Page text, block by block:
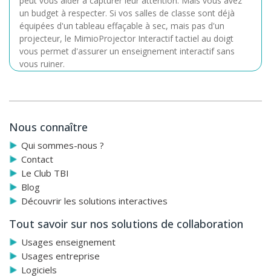
un budget à respecter. Si vos salles de classe sont déjà
équipées d'un tableau effaçable à sec, mais pas d'un
projecteur, le MimioProjector Interactif tactiel au doigt
vous permet d'assurer un enseignement interactif sans
vous ruiner.
Nous connaître
Qui sommes-nous ?
Contact
Le Club TBI
Blog
Découvrir les solutions interactives
Tout savoir sur nos solutions de collaboration
Usages enseignement
Usages entreprise
Logiciels